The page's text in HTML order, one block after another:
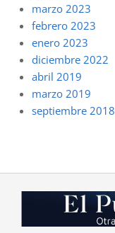
marzo 2023
febrero 2023
enero 2023
diciembre 2022
abril 2019
marzo 2019
septiembre 2018